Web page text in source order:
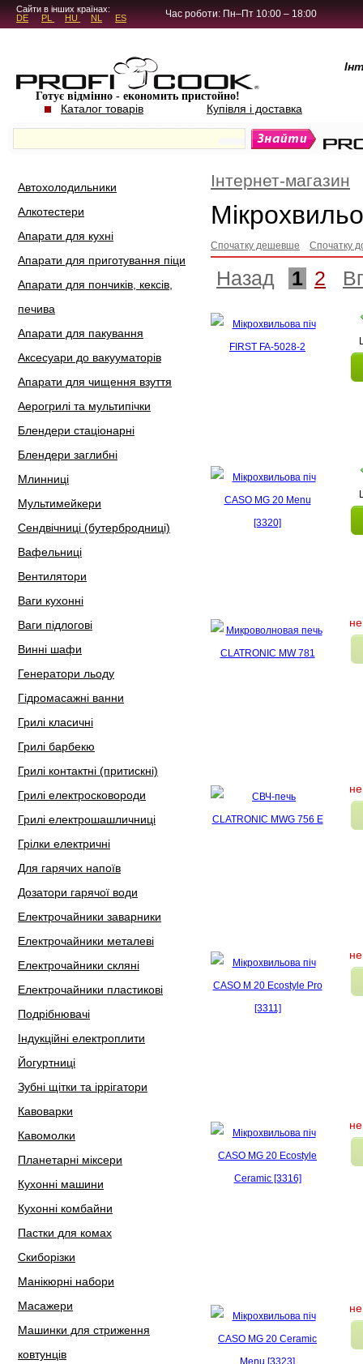
5.4.45Сайти в інших країнах:
DE
PL HU NL ES Час роботи: Пн–Пт 10:00 – 18:00
Готує відмінно - економить пристойно!
Каталог товарів Купівля і доставка
Автохолодильники
Алкотестери
Апарати для кухні
Апарати для приготування піци
Апарати для пончиків, кексів,
печива
Апарати для пакування
Аксесуари до вакууматорів
Апарати для чищення взуття
Аерогрилі та мультипічки
Блендери стаціонарні
Блендери заглибні
Млинниці
Мультимейкери
Сендвічниці (бутербродниці)
Вафельниці
Вентилятори
Ваги кухонні
Ваги підлогові
Винні шафи
Генератори льоду
Гідромасажні ванни
Грилі класичні
Грилі барбекю
Грилі контактні (притискні)
Грилі електросковороди
Грилі електрошашличниці
Грілки електричні
Для гарячих напоїв
Дозатори гарячої води
Електрочайники заварники
Електрочайники металеві
Електрочайники скляні
Електрочайники пластикові
Подрібнювачі
Індукційні електроплити
Йогуртниці
Зубні щітки та іррігатори
Кавоварки
Кавомолки
Планетарні міксери
Кухонні машини
Кухонні комбайни
Пастки для комах
Скиборізки
Манікюрні набори
Масажери
Машинки для стриження
ковтунців
Інтернет-магазин
Спочатку дешевше Спочатку
Назад 1 2